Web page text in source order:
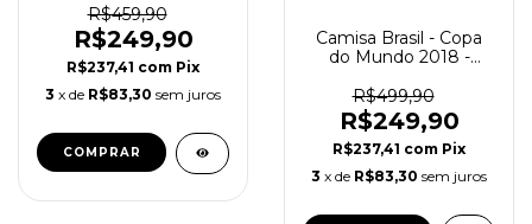
Preta
R$459,90
R$249,90
R$237,41 com Pix
3 x de R$83,30 sem juros
COMPRAR
Camisa Brasil - Copa
do Mundo 2018 -
Amarela
R$499,90
R$249,90
R$237,41 com Pix
3 x de R$83,30 sem juros